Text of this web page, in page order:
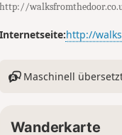
http://
Internetseite:http://
Maschinell
Wanderkarte